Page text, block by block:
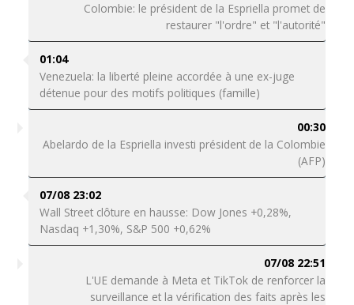
Colombie: le président de la Espriella promet de
restaurer "l'ordre" et "l'autorité"
01:04
Venezuela: la liberté pleine accordée à une ex-juge
détenue pour des motifs politiques (famille)
00:30
Abelardo de la Espriella investi président de la Colombie
(AFP)
07/08 23:02
Wall Street clôture en hausse: Dow Jones +0,28%,
Nasdaq +1,30%, S&P 500 +0,62%
07/08 22:51
L'UE demande à Meta et TikTok de renforcer la
surveillance et la vérification des faits après les